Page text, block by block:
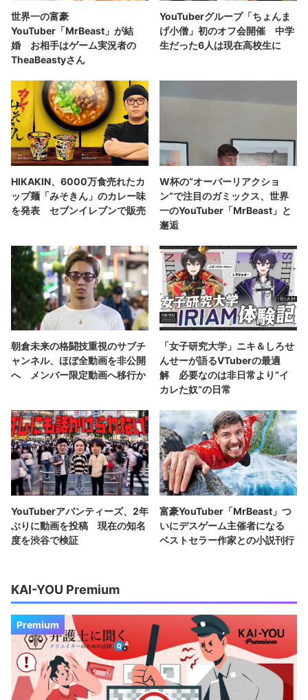
世界一の富豪
YouTuber「MrBeast」が結
婚 お相手はゲーム実況者の
TheaBeastyさん
YouTuberグループ「ちょんま
げ小僧」初のオフ会開催 中学
生だった6人は現在高校生に
HIKAKIN、6000万食売れたカ
ップ麺「みそきん」のカレー味
を発表 セブンイレブンで販売
W杯の“オーバーリアクショ
ン”で注目のガミックス、世界
一のYouTuber「MrBeast」と
邂逅
朝倉未来の格闘技重視のサブチ
ャンネル、ほぼ全動画を非公開
へ メンバー限定動画へ移行か
「女子研究大学」ニキ＆しろせ
んせーが語るVTuberの最適
解 必要なのは非日常より“イ
カレた奴”の日常
YouTuberアバンティーズ、2年
ぶりに動画を投稿 現在の知名
度を渋谷で検証
富豪YouTuber「MrBeast」つ
いにデスゲーム主催者になる
ベストセラー作家との小説刊行
KAI-YOU Premium
Premium